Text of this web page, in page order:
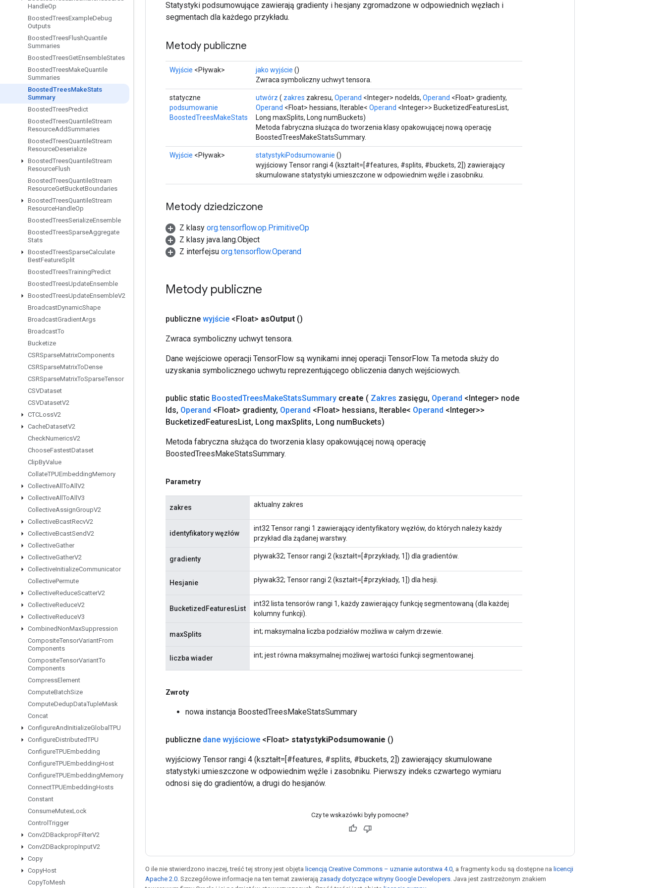
HandleOp
BoostedTreesExampleDebug
Outputs
BoostedTreesFlushQuantile
Summaries
BoostedTreesGetEnsembleStates
BoostedTreesMakeQuantile
Summaries
BoostedTreesMakeStats
Summary
BoostedTreesPredict
BoostedTreesQuantileStream
ResourceAddSummaries
BoostedTreesQuantileStream
ResourceDeserialize
BoostedTreesQuantileStream
ResourceFlush
BoostedTreesQuantileStream
ResourceGetBucketBoundaries
BoostedTreesQuantileStream
ResourceHandleOp
BoostedTreesSerializeEnsemble
BoostedTreesSparseAggregate
Stats
BoostedTreesSparseCalculate
BestFeatureSplit
BoostedTreesTrainingPredict
BoostedTreesUpdateEnsemble
BoostedTreesUpdateEnsembleV2
BroadcastDynamicShape
BroadcastGradientArgs
BroadcastTo
Bucketize
CSRSparseMatrixComponents
CSRSparseMatrixToDense
CSRSparseMatrixToSparseTensor
CSVDataset
CSVDatasetV2
CTCLossV2
CacheDatasetV2
CheckNumericsV2
ChooseFastestDataset
ClipByValue
CollateTPUEmbeddingMemory
CollectiveAll ToAll V2
CollectiveAll ToAll V3
CollectiveAssignGroupV2
CollectiveBcastRecvV2
CollectiveBcastSendV2
CollectiveGather
CollectiveGatherV2
CollectiveInitializeCommunicator
CollectivePermute
CollectiveReduceScatterV2
CollectiveReduceV2
CollectiveReduceV3
CombinedNonMaxSuppression
CompositeTensorVariantFrom
Components
CompositeTensorVariantTo
Components
CompressElement
ComputeBatchSize
ComputeDedupDataTupleMask
Concat
ConfigureAndInitializeGlobal TPU
ConfigureDistributedTPU
ConfigureTPUEmbedding
ConfigureTPUEmbeddingHost
ConfigureTPUEmbeddingMemory
ConnectTPUEmbeddingHosts
Constant
ConsumeMutexLock
Control Trigger
Conv2DBackpropFilterV2
Conv2DBackpropInputV2
Copy
CopyHost
CopyToMesh
Statystyki podsumowujące zawierają gradienty i hesjany zgromadzone w odpowiednich węzłach i
segmentach dla każdego przykładu.
Metody publiczne
Wyjście <Pływak> jako wyjście ()
Zwraca symboliczny uchwyt tensora.
statyczne
podsumowanie
BoostedTreesMakeStats
utwórz ( zakres zakresu, Operand <Integer> nodeIds, Operand <Float> gradienty,
Operand <Float> hessians, Iterable< Operand <Integer>> BucketizedFeaturesList,
Long maxSplits, Long numBuckets)
Metoda fabryczna służąca do tworzenia klasy opakowującej nową operację
BoostedTreesMakeStatsSummary.
Wyjście <Pływak> statystykiPodsumowanie ()
wyjściowy Tensor rangi 4 (kształt=[#features, #splits, #buckets, 2]) zawierający
skumulowane statystyki umieszczone w odpowiednim węźle i zasobniku.
Metody dziedziczone
Z klasy org.tensorflow.op.PrimitiveOp
Z klasy java.lang.Object
Z interfejsu org.tensorflow.Operand
Metody publiczne
publiczne wyjście <Float> asOutput ()
Zwraca symboliczny uchwyt tensora.
Dane wejściowe operacji TensorFlow są wynikami innej operacji TensorFlow. Ta metoda służy do
uzyskania symbolicznego uchwytu reprezentującego obliczenia danych wejściowych.
public static BoostedTreesMakeStatsSummary create ( Zakres zasięgu, Operand <Integer> node
Ids, Operand <Float> gradienty, Operand <Float> hessians, Iterable< Operand <Integer>>
BucketizedFeaturesList, Long maxSplits, Long numBuckets)
Metoda fabryczna służąca do tworzenia klasy opakowującej nową operację
BoostedTreesMakeStatsSummary.
Parametry
zakres aktualny zakres
identyfikatory węzłów
int32 Tensor rangi 1 zawierający identyfikatory węzłów, do których należy każdy
przykład dla żądanej warstwy.
gradienty pływak32; Tensor rangi 2 (kształt=[#przykłady, 1]) dla gradientów.
Hesjanie pływak32; Tensor rangi 2 (kształt=[#przykłady, 1]) dla hesji.
BucketizedFeaturesList
int32 lista tensorów rangi 1, każdy zawierający funkcję segmentowaną (dla każdej
kolumny funkcji).
maxSplits int; maksymalna liczba podziałów możliwa w całym drzewie.
liczba wiader int; jest równa maksymalnej możliwej wartości funkcji segmentowanej.
Zwroty
nowa instancja BoostedTreesMakeStatsSummary
publiczne dane wyjściowe <Float> statystykiPodsumowanie ()
wyjściowy Tensor rangi 4 (kształt=[#features, #splits, #buckets, 2]) zawierający skumulowane
statystyki umieszczone w odpowiednim węźle i zasobniku. Pierwszy indeks czwartego wymiaru
odnosi się do gradientów, a drugi do hesjanów.
Czy te wskazówki były pomocne?
O ile nie stwierdzono inaczej, treść tej strony jest objęta licencją Creative Commons – uznanie autorstwa 4.0 , a fragmenty kodu są dostępne na licencji
Apache 2.0 . Szczegółowe informacje na ten temat zawierają zasady dotyczące witryny Google Developers . Java jest zastrzeżonym znakiem